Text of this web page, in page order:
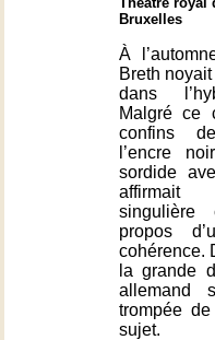
Bruxelles
À
Breth
dans
Malgré ce
confins de
l’encre
sordide
affirmait
singulière
propos
cohérence.
la grande
allemand
trompée
sujet.